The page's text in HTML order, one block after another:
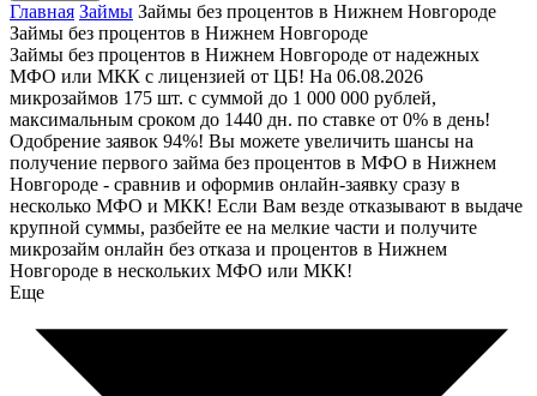
Главная Займы Займы без процентов в Нижнем Новгороде
Займы без процентов в Нижнем Новгороде
Займы без процентов в Нижнем Новгороде от надежных
МФО или МКК с лицензией от ЦБ! На 06.08.2026
микрозаймов 175 шт. с суммой до 1 000 000 рублей,
максимальным сроком до 1440 дн. по ставке от 0% в день!
Одобрение заявок 94%! Вы можете увеличить шансы на
получение первого займа без процентов в МФО в Нижнем
Новгороде - сравнив и оформив онлайн-заявку сразу в
несколько МФО и МКК! Если Вам везде отказывают в выдаче
крупной суммы, разбейте ее на мелкие части и получите
микрозайм онлайн без отказа и процентов в Нижнем
Новгороде в нескольких МФО или МКК!
Еще